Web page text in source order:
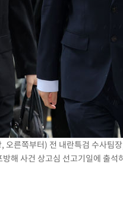
른쪽부터) 전 내란특검 수사팀
해 사건 상고심 선고기일에 출